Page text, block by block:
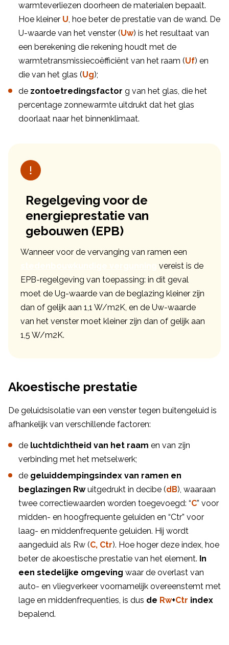
warmteverliezen doorheen de materialen bepaalt.
Hoe kleiner U, hoe beter de prestatie van de wand. De
U-waarde van het venster (Uw) is het resultaat van
een berekening die rekening houdt met de
warmtetransmissiecoëfficiënt van het raam (Uf) en
die van het glas (Ug);
de zontoetredingsfactor g van het glas, die het
percentage zonnewarmte uitdrukt dat het glas
doorlaat naar het binnenklimaat.
Regelgeving voor de
energieprestatie van
gebouwen (EPB)
Wanneer voor de vervanging van ramen een
vereist is de
EPB-regelgeving van toepassing: in dit geval
moet de Ug-waarde van de beglazing kleiner zijn
dan of gelijk aan 1,1 W/m2K, en de Uw-waarde
van het venster moet kleiner zijn dan of gelijk aan
1,5 W/m2K.
Akoestische prestatie
De geluidsisolatie van een venster tegen buitengeluid is
afhankelijk van verschillende factoren:
de luchtdichtheid van het raam en van zijn
verbinding met het metselwerk;
de geluiddempingsindex van ramen en
beglazingen Rwuitgedrukt in decibe (dB), waaraan
twee correctiewaarden worden toegevoegd: “C” voor
midden- en hoogfrequente geluiden en “Ctr” voor
laag- en middenfrequente geluiden. Hij wordt
aangeduid als Rw (C, Ctr). Hoe hoger deze index, hoe
beter de akoestische prestatie van het element. In
een stedelijke omgeving waar de overlast van
auto- en vliegverkeer voornamelijk overeenstemt met
lage en middenfrequenties, is dus de Rw+Ctr index
bepalend.